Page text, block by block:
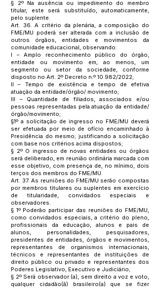
§ 2º Na ausência ou impedimento do membro
titular, este será substituído, automaticamente,
pelo suplente.
Art. 36. A critério da plenária, a composição do
FME/MU poderá ser alterada com a inclusão de
outros órgãos, entidades e movimentos da
comunidade educacional, observando:
I – Amplo reconhecimento público do órgão,
entidade ou movimento em, ao menos, um
segmento ou setor da sociedade, conforme
disposto no Art. 2º Decreto n.º 10.982/2022;
II – Tempo de existência e tempo de efetiva
atuação da entidade/órgão/ movimento;
III – Quantidade de filiados, associados e/ou
pessoas representadas pela atuação da entidade/
órgão/movimento;
§1º a solicitação de ingresso no FME/MU deverá
ser efetuada por meio de ofício encaminhado à
Presidência do mesmo; justificando a solicitação
com base nos critérios acima dispostos;
§ 2º O ingresso de novas entidades ou órgãos
será deliberado, em reunião ordinária marcada com
esse objetivo, com presença de, no mínimo, dois
terços dos membros do FME/MU.
Art. 37. As reuniões do FME/MU serão compostas
por membros titulares ou suplentes em exercício
de titularidade, convidados especiais e
observadores.
§ 1º Poderão participar das reuniões do FME/MU,
como convidados especiais, a critério do pleno,
profissionais da educação, alunos e pais de
alunos, personalidades, pesquisadores,
presidentes de entidades, órgãos e movimentos,
representantes de organismos internacionais,
técnicos e representantes de instituições de
direito público ou privado e representantes dos
Poderes Legislativo, Executivo e Judiciário;
§ 2º Será observador (a), sem direito a voz e voto,
qualquer cidadão(ã) brasileiro(a) que se fizer